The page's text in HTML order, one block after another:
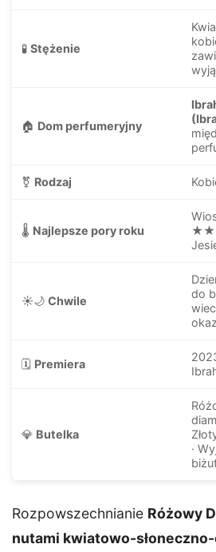
🧪 Stężenie
🏠 Dom perfumeryjny
⚧ Rodzaj
🌡️ Najlepsze pory roku
☀️🌙 Chwile
do
🗓️ Premiera
💎 Butelka
·
Rozpowszechnianie Różowy
nutami kwiatowo-